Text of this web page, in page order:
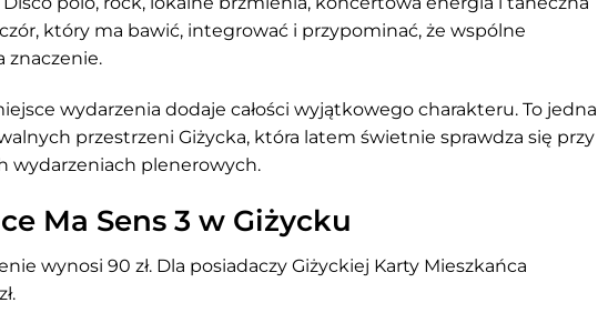
który ma bawić, integrować i przypominać, że wspólne
znaczenie.
wydarzenia dodaje całości wyjątkowego charakteru. To jedna
przestrzeni Giżycka, która latem świetnie sprawdza się przy
wydarzeniach plenerowych.
Ma Sens 3 w Giżycku
wynosi 90 zł. Dla posiadaczy Giżyckiej Karty Mieszkańca